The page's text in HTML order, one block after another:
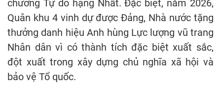
chương Tự do hạng Nhất. Đặc biệt, năm 2026,
Quân khu 4 vinh dự được Đảng, Nhà nước tặng
thưởng danh hiệu Anh hùng Lực lượng vũ trang
Nhân dân vì có thành tích đặc biệt xuất sắc,
đột xuất trong xây dựng chủ nghĩa xã hội và
bảo vệ Tổ quốc.